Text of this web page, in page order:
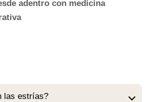
adentro con medicina
las estrías?